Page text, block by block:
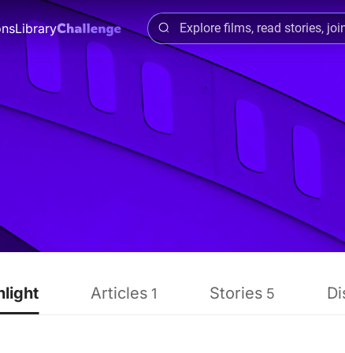
Library
Articles 1 Stories 5